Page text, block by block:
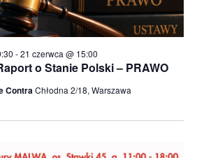
i
a
a
i
W
i
n
o Stanie Polski – PRAWO
-21 czerwca @ 15:00
ContraChłodna 2/18, Warszawa